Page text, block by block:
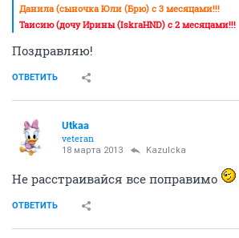
Данила (сыночка Юли (Брю) с 3 месяцами!!!
Таисию (дочу Ирины (IskraHND) с 2 месяцами!!!
Поздравляю!
ОТВЕТИТЬ
Utkaa
veteran
18 марта 2013 Kazulcka
Не расстраивайся все поправимо
ОТВЕТИТЬ